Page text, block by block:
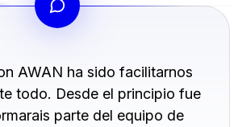
AWAN ha sido facilitarnos
todo. Desde el principio fue
parte del equipo de